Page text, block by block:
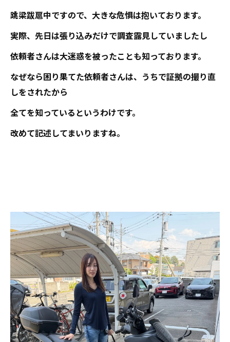
跳梁跋扈中ですので、大きな危惧は抱いております。
実際、先日は張り込みだけで調査露見していましたし
依頼者さんは大迷惑を被ったことも知っております。
なぜなら困り果てた依頼者さんは、うちで証拠の撮り直
しをされたから
全てを知っているというわけです。
改めて記述してまいりますね。